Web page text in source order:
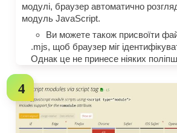
модулі, браузер автоматично
модуль JavaScript.
Ви можете також присвоїти
.mjs, щоб браузер міг
Однак це не принесе ніяких